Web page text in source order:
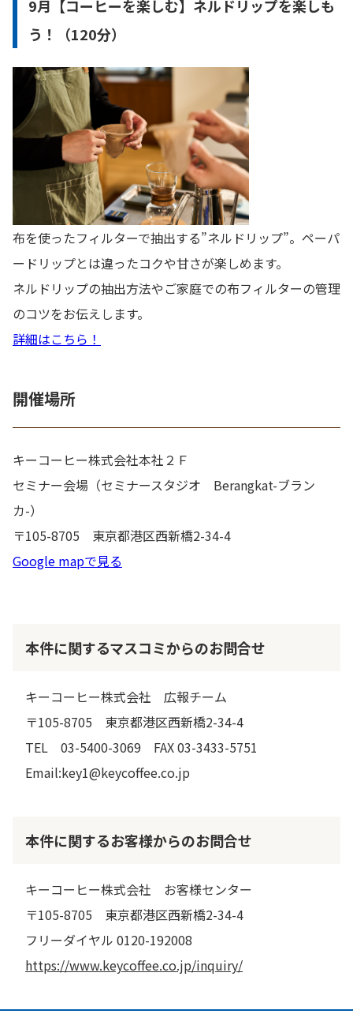
9月【コーヒーを楽しむ】ネルドリップを楽しも
う！（120分）
布を使ったフィルターで抽出する”ネルドリップ”。ペーパ
ードリップとは違ったコクや甘さが楽しめます。
ネルドリップの抽出方法やご家庭での布フィルターの管理
のコツをお伝えします。
詳細はこちら！
開催場所
キーコーヒー株式会社本社２Ｆ
セミナー会場（セミナースタジオ Berangkat-ブラン
カ-）
〒105-8705 東京都港区西新橋2-34-4
Google mapで見る
本件に関するマスコミからのお問合せ
キーコーヒー株式会社 広報チーム
〒105-8705 東京都港区西新橋2-34-4
TEL 03-5400-3069 FAX 03-3433-5751
Email:key1@keycoffee.co.jp
本件に関するお客様からのお問合せ
キーコーヒー株式会社 お客様センター
〒105-8705 東京都港区西新橋2-34-4
フリーダイヤル 0120-192008
https://www.keycoffee.co.jp/inquiry/